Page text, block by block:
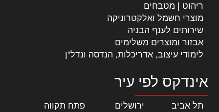
ריהוט | מטבחים
מוצרי חשמל ואלקטרוניקה
שירותים לענף הבניה
אבזור ומוצרים משלימים
לימודי עיצוב, אדריכלות, הנדסה ונדל"ן
אינדקס לפי עיר
תל אביב ירושלים פתח תקווה